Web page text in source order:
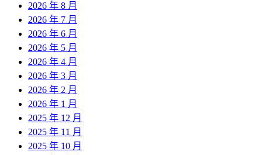
2026 年 8 月
2026 年 7 月
2026 年 6 月
2026 年 5 月
2026 年 4 月
2026 年 3 月
2026 年 2 月
2026 年 1 月
2025 年 12 月
2025 年 11 月
2025 年 10 月